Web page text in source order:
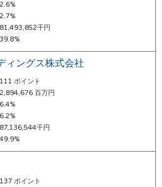
2.6%
2.7%
81,493,852千円
39.8%
ィングス株式会社
111 ポイント
2,894,676 百万円
6.4%
6.2%
87,136,544千円
49.9%
137 ポイント